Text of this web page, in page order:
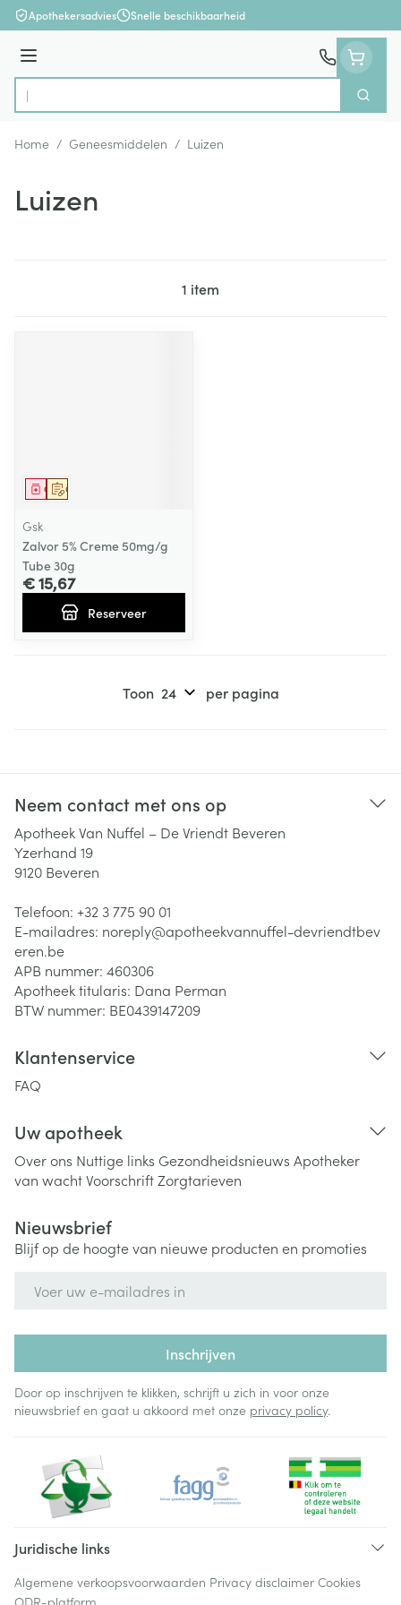
Ga naar de inhoud
Apothekersadvies Snelle beschikbaarheid
Menu
Product, merk, categorie...
Zoek
Home / Geneesmiddelen / Luizen
Luizen
1 item
Op voorschrift
Geneesmiddel
Gsk
Zalvor 5% Creme 50mg/g
Tube 30g
€ 15,67
Reserveer
Toon per pagina
Neem contact met ons op
Apotheek Van Nuffel – De Vriendt Beveren
Yzerhand 19
9120 Beveren
Telefoon: +32 3 775 90 01
E-mailadres: noreply@apotheekvannuffel-devriendtbev
eren.be
APB nummer: 460306
Apotheek titularis: Dana Perman
BTW nummer: BE0439147209
Klantenservice
FAQ
Uw apotheek
Over ons Nuttige links Gezondheidsnieuws Apotheker
van wachtVoorschriftZorgtarieven
Nieuwsbrief
Blijf op de hoogte van nieuwe producten en promoties
Inschrijven
Door op inschrijven te klikken, schrijft u zich in voor onze
nieuwsbrief en gaat u akkoord met onze privacy policy.
Juridische links
Algemene verkoopsvoorwaarden Privacy disclaimer Cookies
ODR-platform